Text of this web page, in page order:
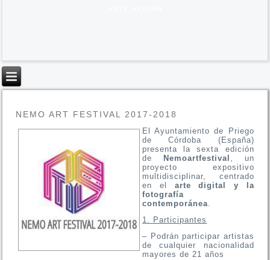
NEMO ART FESTIVAL 2017-2018
El Ayuntamiento de Priego
de Córdoba (España)
presenta la sexta edición
de
Nemoartfestival , un
proyecto expositivo
multidisciplinar, centrado
en el arte digital y la
fotografía
contemporánea.
1. Participantes
– Podrán participar artistas
de cualquier nacionalidad
mayores de 21 años